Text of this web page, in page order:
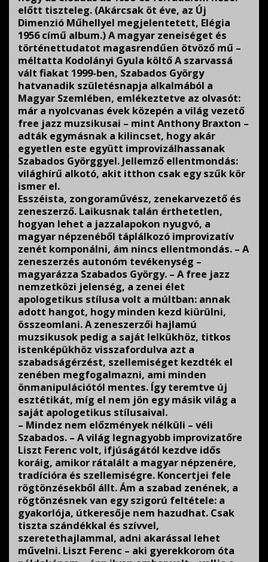
előtt tiszteleg. (Akárcsak öt éve, az Új
Dimenzió Műhellyel megjelentetett, Elégia
1956 című album.) A magyar zeneiséget és
történettudatot magasrendűen ötvöző mű –
méltatta Kodolányi Gyula költő A szarvassá
vált fiakat 1999-ben, Szabados György
hatvanadik születésnapja alkalmából a
Magyar Szemlében, emlékeztetve az olvasót:
már a nyolcvanas évek közepén a világ vezető
free jazz muzsikusai – mint Anthony Braxton –
adták egymásnak a kilincset, hogy akár
egyetlen este együtt improvizálhassanak
Szabados Györggyel. Jellemző ellentmondás:
világhírű alkotó, akit itthon csak egy szűk kör
ismer el.
Esszéista, zongoraművész, zenekarvezető és
zeneszerző. Laikusnak talán érthetetlen,
hogyan lehet a jazzalapokon nyugvó, a
magyar népzenéből táplálkozó improvizatív
zenét komponálni, ám nincs ellentmondás. – A
zeneszerzés autonóm tevékenység –
magyarázza Szabados György. – A free jazz
nemzetközi jelenség, a zenei élet
apologetikus stílusa volt a múltban: annak
adott hangot, hogy minden kezd kiürülni,
összeomlani. A zeneszerzői hajlamú
muzsikusok pedig a saját lelkükhöz, titkos
istenképükhöz visszafordulva azt a
szabadságérzést, szellemiséget kezdték el
zenében megfogalmazni, ami minden
önmanipulációtól mentes. Így teremtve új
esztétikát, míg el nem jön egy másik világ a
saját apologetikus stílusaival.
– Mindez nem előzmények nélküli – véli
Szabados. – A világ legnagyobb improvizatőre
Liszt Ferenc volt, ifjúságától kezdve idős
koráig, amikor rátalált a magyar népzenére,
tradícióra és szellemiségre. Koncertjei fele
rögtönzésekből állt. Ám a szabad zenének, a
rögtönzésnek van egy szigorú feltétele: a
gyakorlója, útkeresője nem hazudhat. Csak
tiszta szándékkal és szívvel,
szeretethajlammal, adni akarással lehet
művelni. Liszt Ferenc – aki gyerekkorom óta